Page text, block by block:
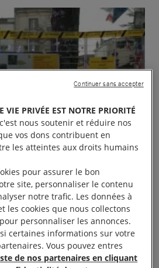
VIE PRIVÉE EST NOTRE PRIORITÉ
nous soutenir et réduire nos
vos dons contribuent en
les atteintes aux droits humains
pour assurer le bon
site, personnaliser le contenu
notre trafic. Les données à
les cookies que nous collectons
personnaliser les annonces.
certaines informations sur votre
Vous pouvez entres
de nos partenaires en cliquant
Continuer sans accepter